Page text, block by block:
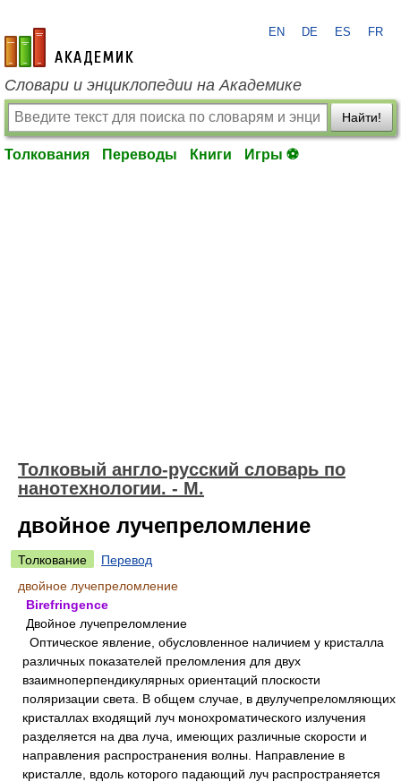
academic.ru
EN DE ES FR
Словари и энциклопедии на Академике
Найти!
Толкования Переводы Книги Игры ⚽
Толковый англо-русский словарь по
нанотехнологии. - М.
двойное лучепреломление
Толкование
Перевод
двойное лучепреломление
Birefringence
Двойное лучепреломление
Оптическое явление, обусловленное наличием у кристалла
различных показателей преломления для двух
взаимноперпендикулярных ориентаций плоскости
поляризации света. В общем случае, в двулучепреломляющих
кристаллах входящий луч монохроматического излучения
разделяется на два луча, имеющих различные скорости и
направления распространения волны. Направление в
кристалле, вдоль которого падающий луч распространяется